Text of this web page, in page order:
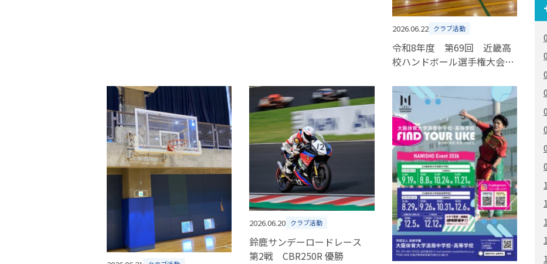
2026.06.22 クラブ活動
令和8年度 第69回 近畿高
校ハンドボール選手権大会
2026.06.20 クラブ活動
鈴鹿サンデーロードレース
第2戦 CBR250R 優勝